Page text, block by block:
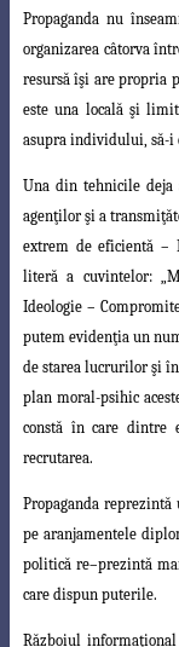
Propaganda nu
organizarea câtorva
resursă îşi are propria
este una locală şi
asupra individului, să-i
Una din tehnicile deja
agenţilor şi a
extremde eficientă –
literă a cuvintelor:
Ideologie –
putem evidenţia un
de starea lucrurilor şi
plan moral-psihic
constă în care dintre
recrutarea.
Propaganda
pe aranjamentele
politică re–prezintă
care dispun puterile.
Războiul informaţional